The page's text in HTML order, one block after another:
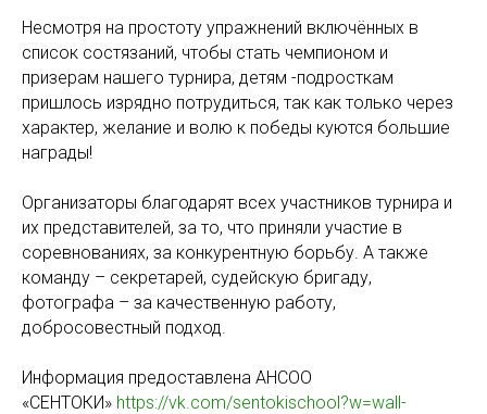
Несмотря на простоту упражнений включённых в
список состязаний, чтобы стать чемпионом и
призерам нашего турнира, детям -подросткам
пришлось изрядно потрудиться, так как только через
характер, желание и волю к победы куются большие
награды!
Организаторы благодарят всех участников турнира и
их представителей, за то, что приняли участие в
соревнованиях, за конкурентную борьбу. А также
команду – секретарей, судейскую бригаду,
фотографа – за качественную работу,
добросовестный подход.
Информация предоставлена АНСОО
«СЕНТОКИ» https://vk.com/sentokischool?w=wall-